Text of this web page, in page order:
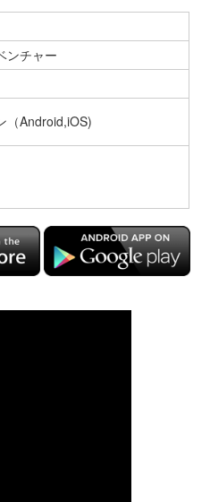
ンチャー
（Android,iOS)